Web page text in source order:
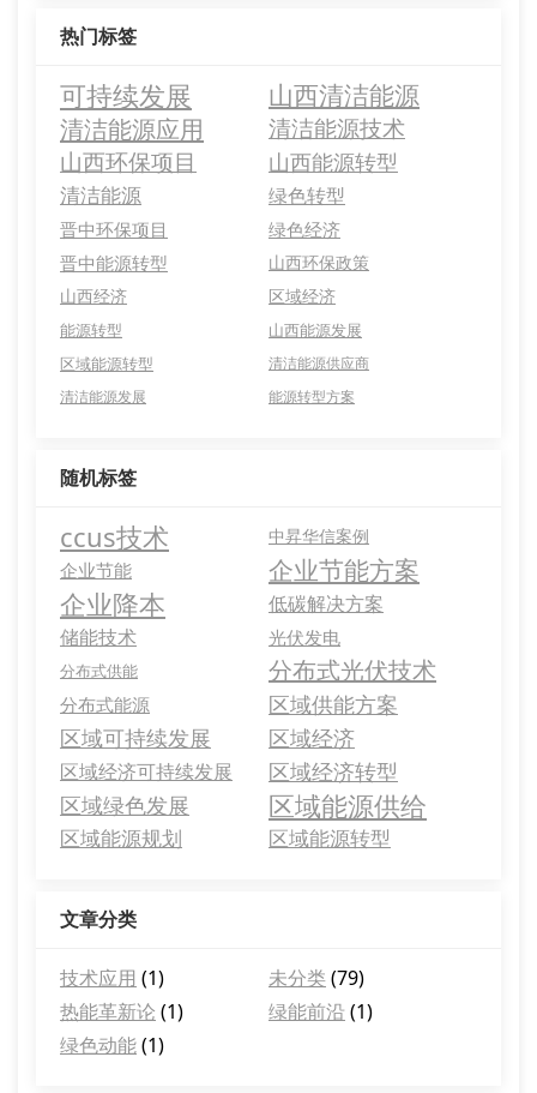
热门标签
可持续发展 山西清洁能源
清洁能源应用 清洁能源技术
山西环保项目 山西能源转型
清洁能源 绿色转型
晋中环保项目
绿色经济
晋中能源转型
山西环保政策
山西经济
区域经济
能源转型
山西能源发展
区域能源转型
清洁能源供应商
清洁能源发展
能源转型方案
随机标签
ccus技术 中昇华信案例
企业节能 企业节能方案
企业降本
低碳解决方案
储能技术
光伏发电
分布式供能 分布式光伏技术
分布式能源
区域供能方案
区域可持续发展
区域经济
区域经济可持续发展
区域经济转型
区域绿色发展
区域能源供给
区域能源规划 区域能源转型
文章分类
技术应用 (1) 未分类(79)
热能革新论 (1) 绿能前沿 (1)
绿色动能(1)